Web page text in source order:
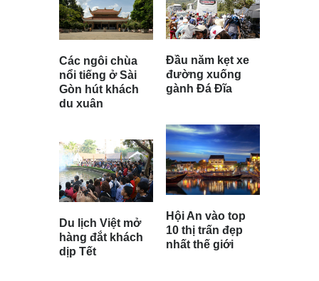
Các ngôi chùa
nổi tiếng ở Sài
Gòn hút khách
du xuân
Du lịch Việt mở
hàng đắt khách
dịp Tết
Đầu năm kẹt xe
đường xuống
gành Đá Đĩa
Hội An vào top
10 thị trấn đẹp
nhất thế giới